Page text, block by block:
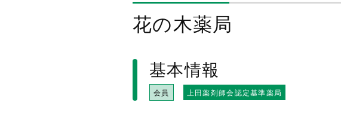
花の木薬局
基本情報
会員 上田薬剤師会認定基準薬局